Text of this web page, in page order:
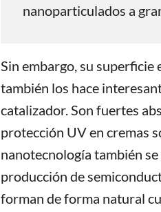
nanoparticulados a
Sin embargo, su superficie
también los hace
catalizador. Son fuertes
protección UV en cremas
nanotecnología también
producción de
forman de forma natural